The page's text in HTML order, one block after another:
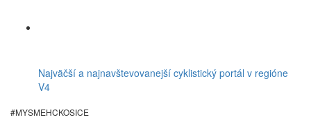
Najväčší a najnavštevovanejší cyklistický portál v regióne
V4
#MYSMEHCKOSICE